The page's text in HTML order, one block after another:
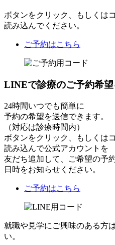
ボタンをクリック、もしくは
読み込んでください。
ご予約はこちら
LINEで診療のご予約希望
24時間いつでも簡単に
予約の希望を送信できます。
（対応は診療時間内）
ボタンをクリック、もしくは
読み込んで公式アカウントを
友だち追加して、ご希望の予
日時をお知らせください。
ご予約はこちら
就職や見学にご興味のある方
い。